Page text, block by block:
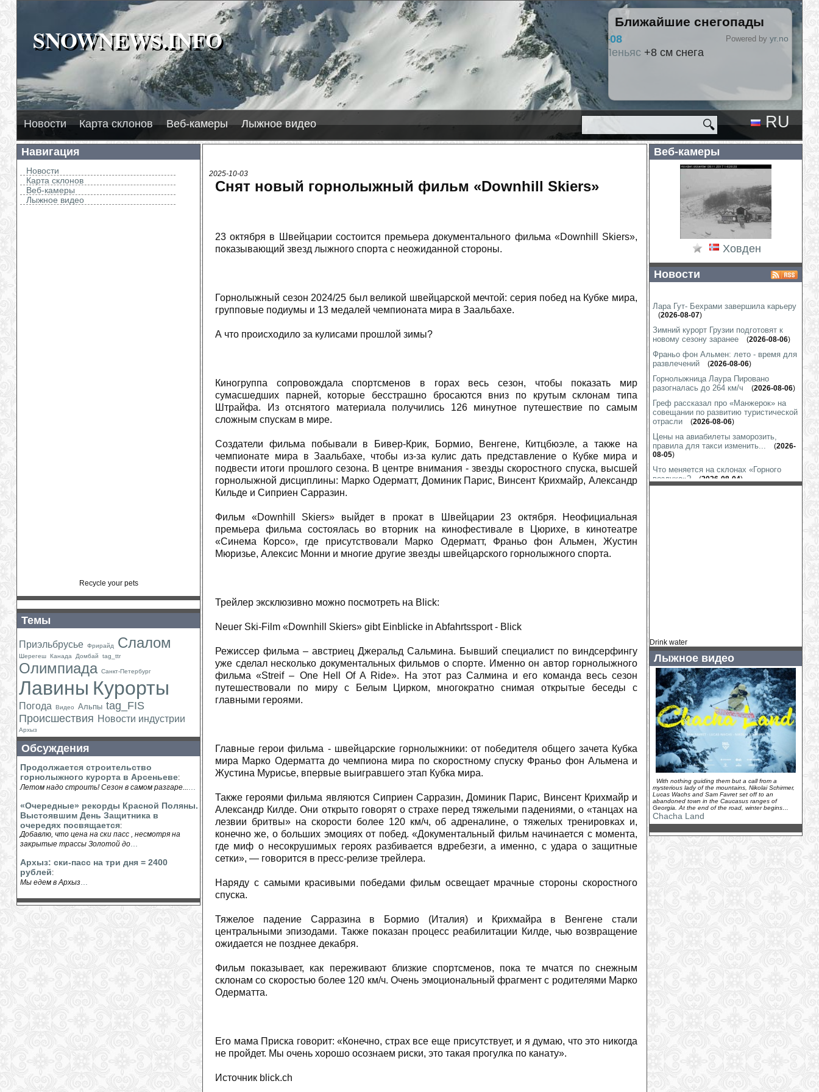
SNOWNEWS.INFO
SNOWNEWS.INFO
Ближайшие снегопады
Powered by yr.no
2026-08-08
Лас Леньяс
+8 см снега
Hlíðarfjall
+1 см снега
Новости Карта склонов Веб-камеры Лыжное видео RU
🔍
Навигация
Новости
Карта склонов
Веб-камеры
Лыжное видео
Recycle your pets
Темы
Приэльбрусье Фрирайд Слалом
Шерегеш Канада Домбай tag_ttr
Олимпиада Санкт-Петербург
Лавины Курорты
Погода Видео Альпы tag_FIS
Происшествия Новости индустрии
Архыз
Обсуждения
Продолжается строительство
горнолыжного курорта в Арсеньеве:
Летом надо строить! Сезон в самом разгаре...
«Очередные» рекорды Красной Поляны.
Выстоявшим День Защитника в
очередях посвящается:
Добавлю, что цена на ски пасс , несмотря на
закрытые трассы Золотой до
Архыз: ски-пасс на три дня = 2400
рублей:
Мы едем в Архыз
2025-10-03
Снят новый горнолыжный фильм «Downhill Skiers»
23 октября в Швейцарии состоится премьера документального фильма «Downhill Skiers»,
показывающий звезд лыжного спорта с неожиданной стороны.
Горнолыжный сезон 2024/25 был великой швейцарской мечтой: серия побед на Кубке мира,
групповые подиумы и 13 медалей чемпионата мира в Заальбахе.
А что происходило за кулисами прошлой зимы?
Киногруппа сопровождала спортсменов в горах весь сезон, чтобы показать мир
сумасшедших парней, которые бесстрашно бросаются вниз по крутым склонам типа
Штрайфа. Из отснятого материала получились 126 минутное путешествие по самым
сложным спускам в мире.
Создатели фильма побывали в Бивер-Крик, Бормио, Венгене, Китцбюэле, а также на
чемпионате мира в Заальбахе, чтобы из-за кулис дать представление о Кубке мира и
подвести итоги прошлого сезона. В центре внимания - звезды скоростного спуска, высшей
горнолыжной дисциплины: Марко Одерматт, Доминик Парис, Винсент Крихмайр, Александр
Кильде и Сиприен Сарразин.
Фильм «Downhill Skiers» выйдет в прокат в Швейцарии 23 октября. Неофициальная
премьера фильма состоялась во вторник на кинофестивале в Цюрихе, в кинотеатре
«Синема Корсо», где присутствовали Марко Одерматт, Франьо фон Альмен, Жустин
Мюризье, Алексис Монни и многие другие звезды швейцарского горнолыжного спорта.
Трейлер эксклюзивно можно посмотреть на Blick:
Neuer Ski-Film «Downhill Skiers» gibt Einblicke in Abfahrtssport - Blick
Режиссер фильма – австриец Джеральд Сальмина. Бывший специалист по виндсерфингу
уже сделал несколько документальных фильмов о спорте. Именно он автор горнолыжного
фильма «Streif – One Hell Of A Ride». На этот раз Салмина и его команда весь сезон
путешествовали по миру с Белым Цирком, многократно снимая открытые беседы с
главными героями.
Главные герои фильма - швейцарские горнолыжники: от победителя общего зачета Кубка
мира Марко Одерматта до чемпиона мира по скоростному спуску Франьо фон Альмена и
Жустина Мурисье, впервые выигравшего этап Кубка мира.
Также героями фильма являются Сиприен Сарразин, Доминик Парис, Винсент Крихмайр и
Александр Килде. Они открыто говорят о страхе перед тяжелыми падениями, о «танцах на
лезвии бритвы» на скорости более 120 км/ч, об адреналине, о тяжелых тренировках и,
конечно же, о больших эмоциях от побед. «Документальный фильм начинается с момента,
где миф о несокрушимых героях разбивается вдребезги, а именно, с удара о защитные
сетки», — говорится в пресс-релизе трейлера.
Наряду с самыми красивыми победами фильм освещает мрачные стороны скоростного
спуска.
Тяжелое падение Сарразина в Бормио (Италия) и Крихмайра в Венгене стали
центральными эпизодами. Также показан процесс реабилитации Килде, чью возвращение
ожидается не позднее декабря.
Фильм показывает, как переживают близкие спортсменов, пока те мчатся по снежным
склонам со скоростью более 120 км/ч. Очень эмоциональный фрагмент с родителями Марко
Одерматта.
Его мама Приска говорит: «Конечно, страх все еще присутствует, и я думаю, что это никогда
не пройдет. Мы очень хорошо осознаем риски, это такая прогулка по канату».
Источник blick.ch
Веб-камеры
Ховден
Новости
Лара Гут- Бехрами завершила карьеру
(2026-08-07)
Зимний курорт Грузии подготовят к
новому сезону заранее
(2026-08-06)
Франьо фон Альмен: лето - время для
развлечений
(2026-08-06)
Горнолыжница Лаура Пировано
разогналась до 264 км/ч
(2026-08-06)
Греф рассказал про «Манжерок» на
совещании по развитию туристической
отрасли
(2026-08-06)
Цены на авиабилеты заморозить,
правила для такси изменить...
(2026-
08-05)
Что меняется на склонах «Горного
воздуха»?
(2026-08-04)
Главный тренер ÖSV: «В Норвегии я
никому не могу помочь»(2026-07-30)
Как «Тур де Франс» вдохновил
Фредди Меркьюри на Bicycle Race
2026-07-30)
У Хенрика Кристофферсена родилась
дочь(2026-07-29
Камиль Раст - новый амбассадор
Ducati Switzerland
2026-07-29)
У горнолыжного комплекса «Логойск»
появился новый владелец...(2026-07-
29)
Венди Холденер: «Мы ценим каждую
минуту, которую можем провести
вместе»(2026-07-28)
На зимнем курорте Грузии Гудаури
канатные дороги заменят на
подъемники(2026-07-28)
Жаклин Уайлз: неожиданное
предложение во время похода
07-27
Дэйв Райдинг продолжит карьеру в
новой функции( 2026-07-27
На горнолыжном курорт Витоша в
Болгарии появятся новые подъемники
2026-07-27
Марко Одерматт получил деревянный
бюст
2026-07-26 )
Горные лыжи против сноуборда: одно
проще освоить, другое — довести до
совершенства
Российский альпинист впервые
успешно подал иск к экспедиционной
компании и гиду в Непале
2026-07-
25
)
Три гиганта определяют рынок
горнолыжного снаряжения
( 2026-07-
)
Два альпиниста погибли в
«кулуаре смерти» на Монблане
Drink water
Лыжное видео
With nothing guiding them but a call from a
mysterious lady of the mountains, Nikolai Schirmer,
Lucas Wachs and Sam Favret set off to an
abandoned town in the Caucasus ranges of
Georgia. At the end of the road, winter begins…
Chacha Land